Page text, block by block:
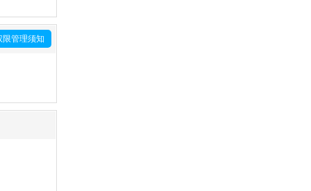
限管理须知